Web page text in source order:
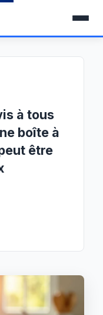
à tous
boîte à
être